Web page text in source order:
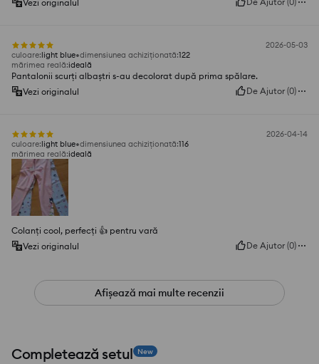
Vezi originalul
2026-05-03
culoare:light blue dimensiunea achiziționată:122
mărimea reală:ideală
Pantalonii scurți albaștri s-au decolorat după prima spălare.
Vezi originalul
De Ajutor (0)
2026-04-14
culoare:light blue dimensiunea achiziționată:116
mărimea reală:ideală
Colanți cool, perfecți 👍️ pentru vară
Vezi originalul
De Ajutor (0)
Afișează mai multe recenzii
Completează setul New